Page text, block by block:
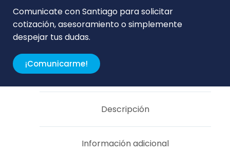
Comunicate con Santiago para solicitar
cotización, asesoramiento o simplemente
despejar tus dudas.
¡Comunicarme!
Descripción
Información adicional